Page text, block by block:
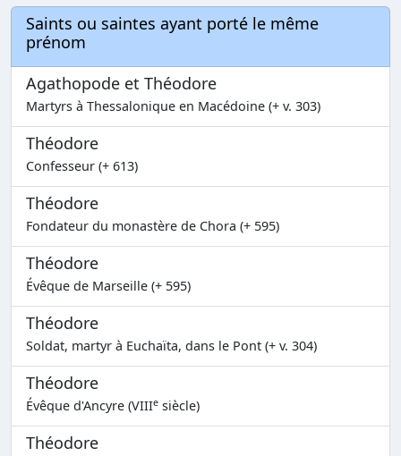
Saints ou saintes ayant porté le même
prénom
Agathopode et Théodore
Martyrs à Thessalonique en Macédoine (+ v. 303)
Théodore
Confesseur (+ 613)
Théodore
Fondateur du monastère de Chora (+ 595)
Théodore
Évêque de Marseille (+ 595)
Théodore
Soldat, martyr à Euchaïta, dans le Pont (+ v. 304)
Théodore
Évêque d'Ancyre (VIIIe siècle)
Théodore